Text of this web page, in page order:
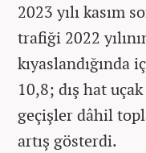
2023 yılı kasım
trafiği 2022
kıyaslandığında
10,8; dış hat
geçişler dâhil
artış gösterdi.